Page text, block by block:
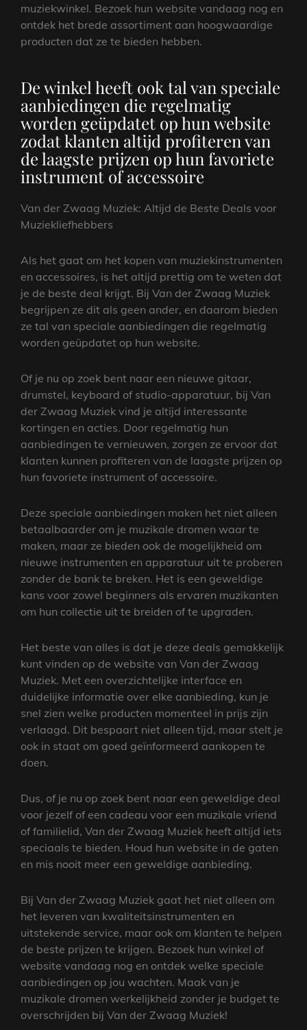
muziekwinkel. Bezoek hun website vandaag nog en
ontdek het brede assortiment aan hoogwaardige
producten dat ze te bieden hebben.
De winkel heeft ook tal van speciale
aanbiedingen die regelmatig
worden geüpdatet op hun website
zodat klanten altijd profiteren van
de laagste prijzen op hun favoriete
instrument of accessoire
Van der Zwaag Muziek: Altijd de Beste Deals voor
Muziekliefhebbers
Als het gaat om het kopen van muziekinstrumenten
en accessoires, is het altijd prettig om te weten dat
je de beste deal krijgt. Bij Van der Zwaag Muziek
begrijpen ze dit als geen ander, en daarom bieden
ze tal van speciale aanbiedingen die regelmatig
worden geüpdatet op hun website.
Of je nu op zoek bent naar een nieuwe gitaar,
drumstel, keyboard of studio-apparatuur, bij Van
der Zwaag Muziek vind je altijd interessante
kortingen en acties. Door regelmatig hun
aanbiedingen te vernieuwen, zorgen ze ervoor dat
klanten kunnen profiteren van de laagste prijzen op
hun favoriete instrument of accessoire.
Deze speciale aanbiedingen maken het niet alleen
betaalbaarder om je muzikale dromen waar te
maken, maar ze bieden ook de mogelijkheid om
nieuwe instrumenten en apparatuur uit te proberen
zonder de bank te breken. Het is een geweldige
kans voor zowel beginners als ervaren muzikanten
om hun collectie uit te breiden of te upgraden.
Het beste van alles is dat je deze deals gemakkelijk
kunt vinden op de website van Van der Zwaag
Muziek. Met een overzichtelijke interface en
duidelijke informatie over elke aanbieding, kun je
snel zien welke producten momenteel in prijs zijn
verlaagd. Dit bespaart niet alleen tijd, maar stelt je
ook in staat om goed geïnformeerd aankopen te
doen.
Dus, of je nu op zoek bent naar een geweldige deal
voor jezelf of een cadeau voor een muzikale vriend
of familielid, Van der Zwaag Muziek heeft altijd iets
speciaals te bieden. Houd hun website in de gaten
en mis nooit meer een geweldige aanbieding.
Bij Van der Zwaag Muziek gaat het niet alleen om
het leveren van kwaliteitsinstrumenten en
uitstekende service, maar ook om klanten te helpen
de beste prijzen te krijgen. Bezoek hun winkel of
website vandaag nog en ontdek welke speciale
aanbiedingen op jou wachten. Maak van je
muzikale dromen werkelijkheid zonder je budget te
overschrijden bij Van der Zwaag Muziek!